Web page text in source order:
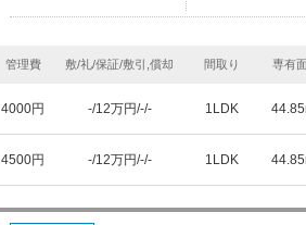
管理費 敷/礼/保証/敷引,償却 間取り 専有
4000円 -/12万円/-/- 1LDK
4500円 -/12万円/-/- 1LDK